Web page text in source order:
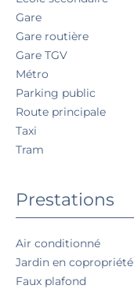
Gare
Gare routière
Gare TGV
Métro
Parking public
Route principale
Taxi
Tram
Prestations
Air conditionné
Jardin en copropriété
Faux plafond